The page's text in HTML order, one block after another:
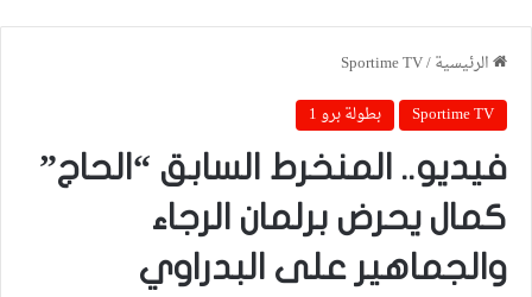
الرئيسية/
Sportime TV
Sportime TV
بطولة برو 1
فيديو.. المنخرط السابق “الحاج”
كمال يحرض برلمان الرجاء
والجماهير على البدراوي